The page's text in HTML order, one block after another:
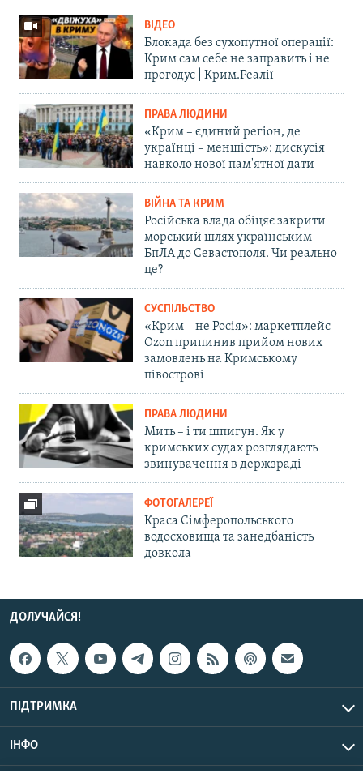
ВІДЕО
Блокада без сухопутної операції:
Крим сам себе не заправить і не
прогодує | Крим.Реалії
ПРАВА ЛЮДИНИ
«Крим – єдиний регіон, де
українці – меншість»: дискусія
навколо нової пам'ятної дати
ВІЙНА ТА КРИМ
Російська влада обіцяє закрити
морський шлях українським
БпЛА до Севастополя. Чи реально
це?
СУСПІЛЬСТВО
«Крим – не Росія»: маркетплейс
Ozon припинив прийом нових
замовлень на Кримському
півострові
ПРАВА ЛЮДИНИ
Мить – і ти шпигун. Як у
кримських судах розглядають
звинувачення в держзраді
ФОТОГАЛЕРЕЇ
Краса Сімферопольського
водосховища та занедбаність
довкола
ДОЛУЧАЙСЯ!
ПІДТРИМКА
ІНФО